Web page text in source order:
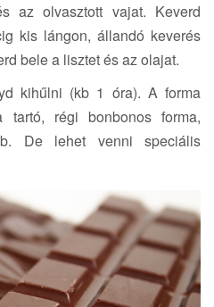
az olvasztott vajat. Keverd
kis lángon, állandó keverés
bele a lisztet és az olajat.
kihűlni (kb 1 óra). A forma
tartó, régi bonbonos forma,
De lehet venni speciális